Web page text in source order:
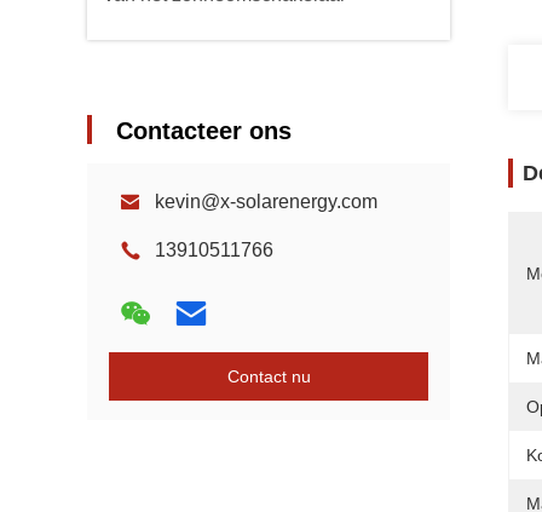
Contacteer ons
kevin@x-solarenergy.com
13910511766
Contact nu